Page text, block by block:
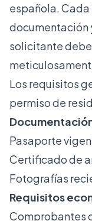
española.
documentación
solicitante
Los requisitos
permiso de
Pasaporte
Certificado de
Fotografías
Requisitos
Comprobantes